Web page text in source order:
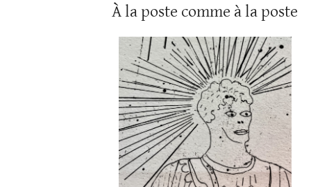
À la poste comme à la poste